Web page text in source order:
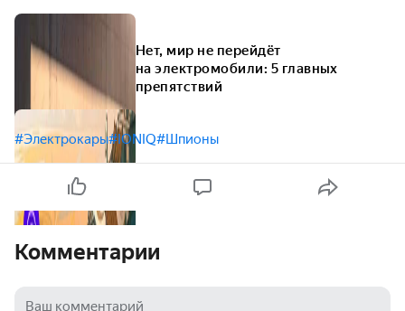
Нет, мир не перейдёт
на электромобили: 5 главных
препятствий
#Электрокары#IONIQ#Шпионы
Комментарии